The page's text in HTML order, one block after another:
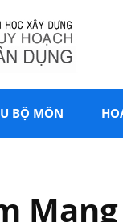
BỘ MÔN